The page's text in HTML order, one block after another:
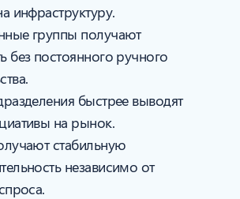
инфраструктуру.
группы получают
без постоянного ручного
быстрее выводят
на рынок.
стабильную
независимо от